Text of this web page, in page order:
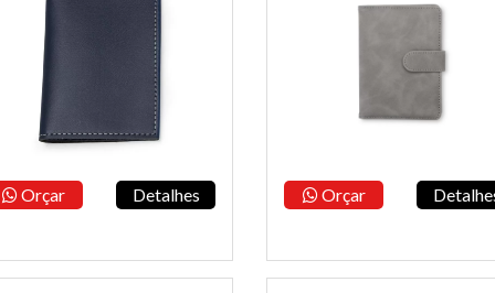
Orçar Detalhes Orçar